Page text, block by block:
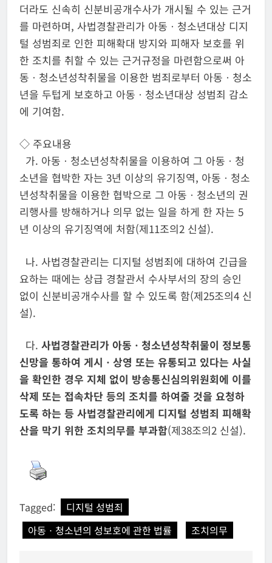
더라도 신속히 신분비공개수사가 개시될 수 있는 근거
를 마련하며, 사법경찰관리가 아동ㆍ청소년대상 디지
털 성범죄로 인한 피해확대 방지와 피해자 보호를 위
한 조치를 취할 수 있는 근거규정을 마련함으로써 아
동ㆍ청소년성착취물을 이용한 범죄로부터 아동ㆍ청소
년을 두텁게 보호하고 아동ㆍ청소년대상 성범죄 감소
에 기여함.
◇ 주요내용
가. 아동ㆍ청소년성착취물을 이용하여 그 아동ㆍ청
소년을 협박한 자는 3년 이상의 유기징역, 아동ㆍ청소
년성착취물을 이용한 협박으로 그 아동ㆍ청소년의 권
리행사를 방해하거나 의무 없는 일을 하게 한 자는 5
년 이상의 유기징역에 처함(제11조의2 신설).
나. 사법경찰관리는 디지털 성범죄에 대하여 긴급을
요하는 때에는 상급 경찰관서 수사부서의 장의 승인
없이 신분비공개수사를 할 수 있도록 함(제25조의4 신
설).
다. 사법경찰관리가 아동ㆍ청소년성착취물이 정보통
신망을 통하여 게시ㆍ상영 또는 유통되고 있다는 사실
을 확인한 경우 지체 없이 방송통신심의위원회에 이를
삭제 또는 접속차단 등의 조치를 하여줄 것을 요청하
도록 하는 등 사법경찰관리에게 디지털 성범죄 피해확
산을 막기 위한 조치의무를 부과함(제38조의2 신설).
Tagged:
디지털 성범죄
아동ㆍ청소년의 성보호에 관한 법률
조치의무